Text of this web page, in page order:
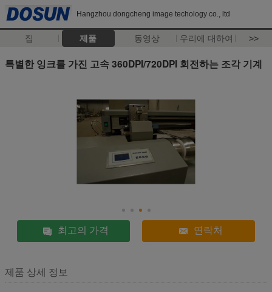
Hangzhou dongcheng image techology co., ltd
집 제품 동영상 우리에 대하여 >>
특별한 잉크를 가진 고속 360DPI/720DPI 회전하는 조각 기계
최고의 가격 연락처
제품 상세 정보